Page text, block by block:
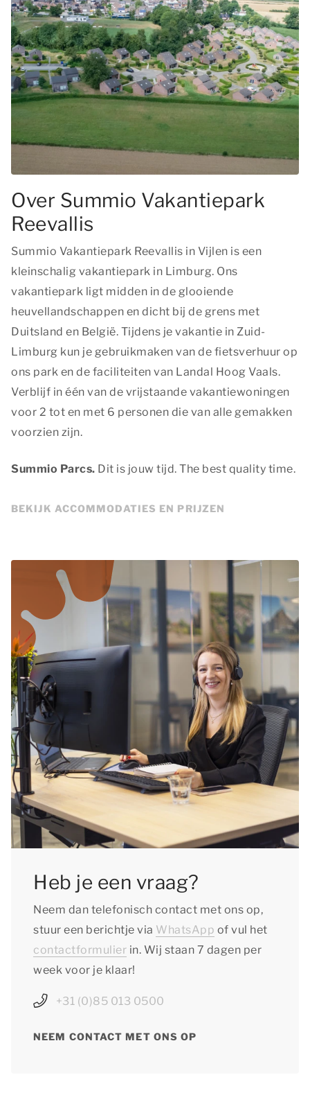
Over Summio Vakantiepark
Reevallis
Summio Vakantiepark Reevallis in Vijlen is een
kleinschalig vakantiepark in Limburg. Ons
vakantiepark ligt midden in de glooiende
heuvellandschappen en dicht bij de grens met
Duitsland en België. Tijdens je vakantie in Zuid-
Limburg kun je gebruikmaken van de fietsverhuur op
ons park en de faciliteiten van Landal Hoog Vaals.
Verblijf in één van de vrijstaande vakantiewoningen
voor 2 tot en met 6 personen die van alle gemakken
voorzien zijn.
Summio Parcs. Dit is jouw tijd. The best quality time.
BEKIJK ACCOMMODATIES EN PRIJZEN
Heb je een vraag?
Neem dan telefonisch contact met ons op,
stuur een berichtje via WhatsApp of vul het
contactformulier in. Wij staan 7 dagen per
week voor je klaar!
+31 (0)85 013 0500
NEEM CONTACT MET ONS OP